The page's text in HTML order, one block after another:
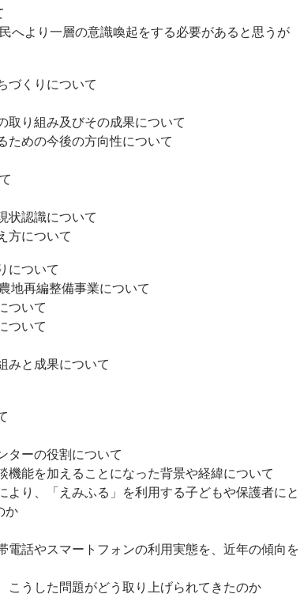
へより一層の意識喚起をする必要があると思うが
づくりについて
り組み及びその成果について
めの今後の方向性について
認識について
について
について
地再編整備事業について
ついて
ついて
と成果について
ーの役割について
能を加えることになった背景や経緯について
、「えみふる」を利用する子どもや保護者にと
か
話やスマートフォンの利用実態を、近年の傾向を
うした問題がどう取り上げられてきたのか